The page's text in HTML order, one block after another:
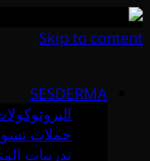
Skip to content
SESDERMA
حملات
تدريبات